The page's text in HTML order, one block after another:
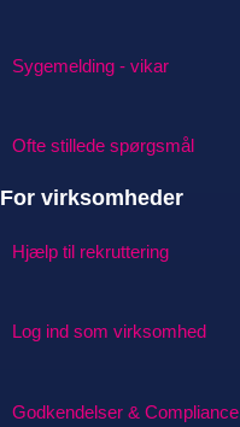
Sygemelding - vikar
Ofte stillede spørgsmål
For virksomheder
Hjælp til rekruttering
Log ind som virksomhed
Godkendelser & Compliance